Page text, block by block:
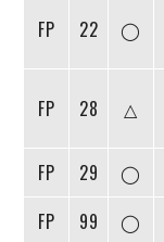
ボアルース
シュライカー
ボルクバレ
FP 22 ◯
FP 28 △
FP 29 ◯
FP
99 ◯